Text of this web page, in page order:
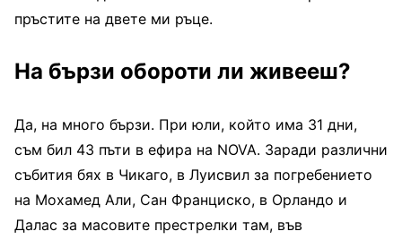
пръстите на двете ми ръце.
На бързи обороти ли живееш?
Да, на много бързи. При юли, който има 31 дни,
съм бил 43 пъти в ефира на NOVA. Заради различни
събития бях в Чикаго, в Луисвил за погребението
на Мохамед Али, Сан Франциско, в Орландо и
Далас за масовите престрелки там, във